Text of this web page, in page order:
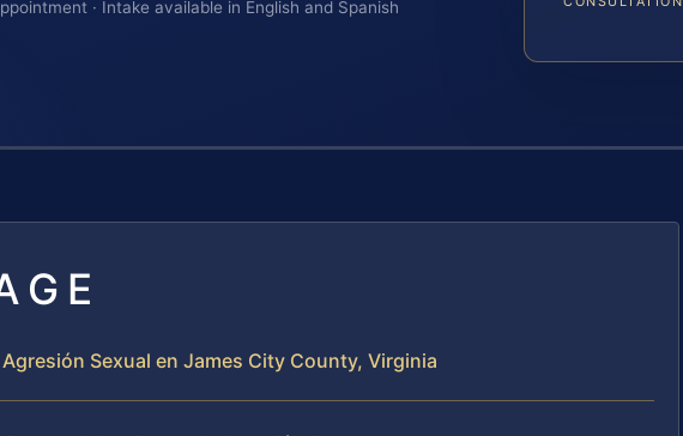
· Intake available in English and Spanish
Sexual en James City County, Virginia